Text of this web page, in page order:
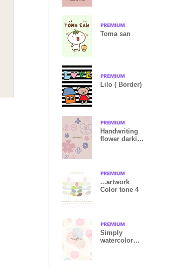
Toma san
Lilo ( Border)
Handwriting
flower darkish
...artwork_
Color tone 4
Simply
watercolor